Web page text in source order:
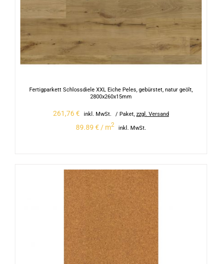
Fertigparkett Schlossdiele XXL Eiche Peles, gebürstet, natur geölt,
2800x260x15mm
261,76€ inkl. MwSt. / Paket, zzgl. Versand
89.89 € / m2 inkl. MwSt.